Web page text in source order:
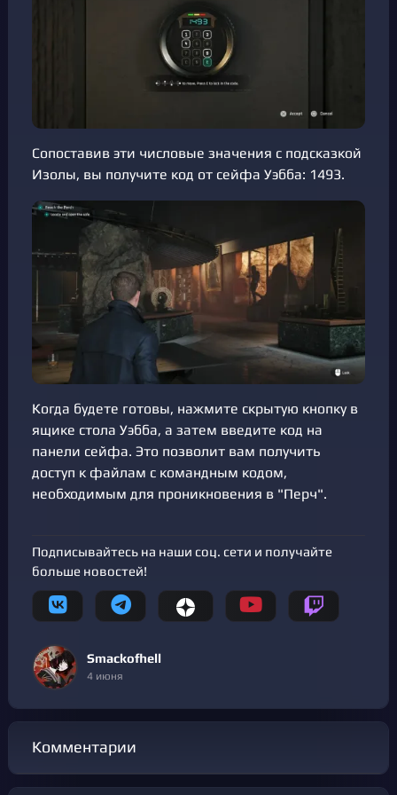
Сопоставив эти числовые значения с подсказкой
Изолы, вы получите код от сейфа Уэбба: 1493.
Когда будете готовы, нажмите скрытую кнопку в
ящике стола Уэбба, а затем введите код на
панели сейфа. Это позволит вам получить
доступ к файлам с командным кодом,
необходимым для проникновения в "Перч".
Подписывайтесь на наши соц. сети и получайте
больше новостей!
Smackofhell
4 июня
Комментарии